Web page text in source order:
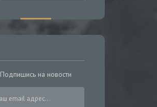
Подпишись на новости